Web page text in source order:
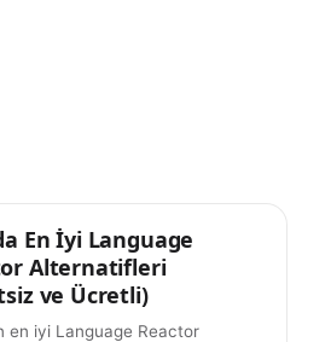
En İyi Language
Alternatifleri
ve Ücretli)
en iyi Language Reactor